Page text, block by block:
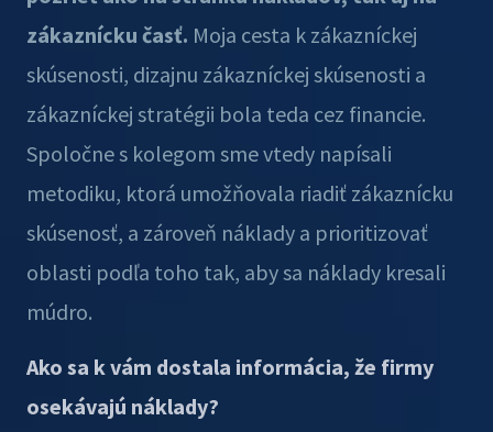
zákaznícku časť. Moja cesta k zákazníckej
skúsenosti, dizajnu zákazníckej skúsenosti a
zákazníckej stratégii bola teda cez financie.
Spoločne s kolegom sme vtedy napísali
metodiku, ktorá umožňovala riadiť zákaznícku
skúsenosť, a zároveň náklady a prioritizovať
oblasti podľa toho tak, aby sa náklady kresali
múdro.
Ako sa k vám dostala informácia, že firmy
osekávajú náklady?